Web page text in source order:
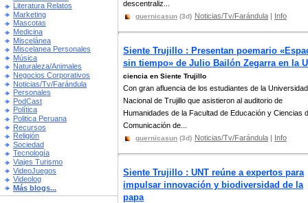
Literatura Relatos
Marketing
Mascotas
Medicina
Miscelánea
Miscelanea Personales
Música
Naturaleza/Animales
Negocios Corporativos
Noticias/Tv/Farándula
Personales
PodCast
Política
Politica Peruana
Recursos
Religión
Sociedad
Tecnología
Viajes Turismo
VideoJuegos
Videolog
Más blogs...
descentraliz...
guernicasun (3d) Noticias/Tv/Farándula | Info
Siente Trujillo : Presentan poemario
sin tiempo» de Julio Bailón Zegarra en la
ciencia en Siente Trujillo
Con gran afluencia de los estudiantes de la Universidad
Nacional de Trujillo que asistieron al auditorio de
Humanidades de la Facultad de Educación y Ciencias
Comunicación de...
guernicasun (3d) Noticias/Tv/Farándula | Info
Siente Trujillo : UNT reúne a expertos para
impulsar innovación y biodiversidad de la
papa